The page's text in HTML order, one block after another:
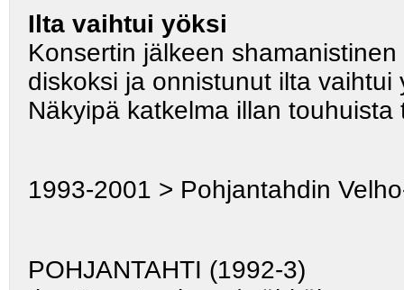
Ilta vaihtui yöksi
Konsertin jälkeen
diskoksi ja onnistunut ilta vaihtui
Näkyipä katkelma illan
1993-2001 > Pohjantahdin
POHJANTAHTI (1992-3)